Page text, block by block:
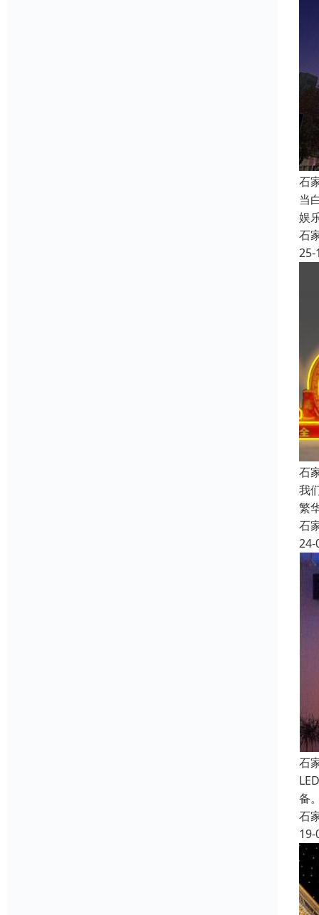
石
当
娱
石
25-
石
我
繁
石
24-
石
备
石
19-